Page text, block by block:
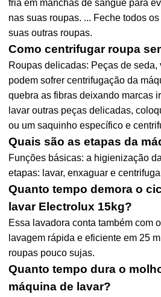
fria em manchas de sangue para
nas suas roupas. ... Feche todos
suas outras roupas.
Como centrifugar roupa
Roupas delicadas: Peças de
podem sofrer centrifugação da
quebra as fibras deixando marcas
lavar outras peças delicadas,
ou um saquinho específico e
Quais são as etapas da
Funções básicas: a higienização
etapas: lavar, enxaguar e
Quanto tempo demora o
lavar Electrolux 15kg?
Essa lavadora conta também com
lavagem rápida e eficiente em 25
roupas pouco sujas.
Quanto tempo dura o
máquina de lavar?